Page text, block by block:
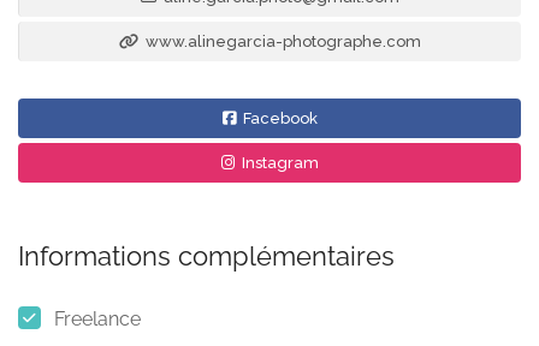
www.alinegarcia-photographe.com
Facebook
Instagram
Informations complémentaires
Freelance